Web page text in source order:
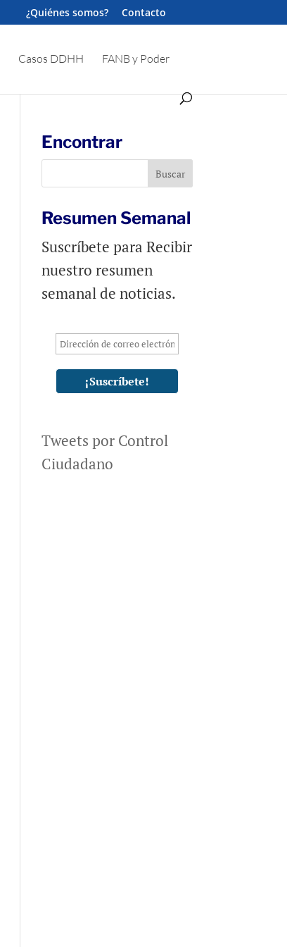
¿Quiénes somos? Contacto
Casos DDHH FANB y Poder
Encontrar
Resumen Semanal
Suscríbete para Recibir
nuestro resumen
semanal de noticias.
Tweets por Control
Ciudadano